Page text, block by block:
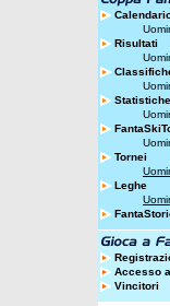
Risultati
Statistiche
Tornei
Leghe
Accesso
Vincitori